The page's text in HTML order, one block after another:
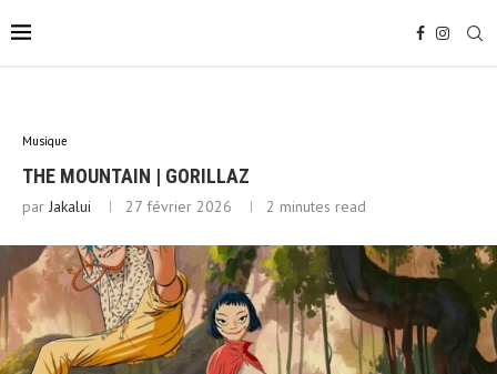
Musique
THE MOUNTAIN | GORILLAZ
par Jakalui 27 février 2026 2 minutes read